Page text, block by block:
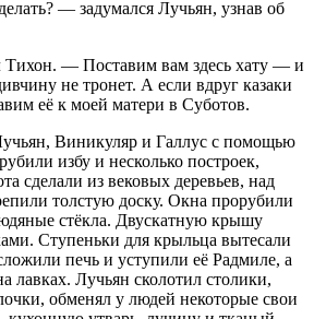
— задумался Лучьян, узнав об
— Поставим вам здесь хату — и
не тронет. А если вдруг казаки
её к моей матери в Суботов.
Виникуляр и Галлус с помощью
избу и несколько построек,
сделали из вековых деревьев, над
толстую доску. Окна прорубили
стёкла. Двускатную крышу
Ступеньки для крыльца вытесали
печь и уступили её Радмиле, а
лавках. Лучьян сколотил столики,
обменял у людей некоторые свои